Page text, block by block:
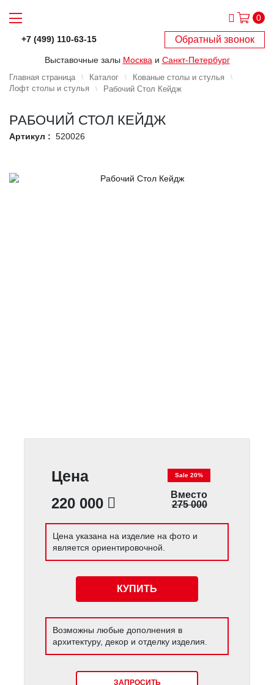
0
+7 (499) 110-63-15 Обратный звонок
Выставочные залы Москва и Санкт-Петербург
Главная страница Каталог
Кованые столы и стулья
Лофт столы и стулья
Рабочий Стол Кейдж
РАБОЧИЙ СТОЛ КЕЙДЖ
Артикул : 520026
Цена
220 000
Sale 20%
Вместо
275 000
Цена указана на изделие на фото и
является ориентировочной.
КУПИТЬ
Возможны любые дополнения в
архитектуру, декор и отделку изделия.
ЗАПРОСИТЬ